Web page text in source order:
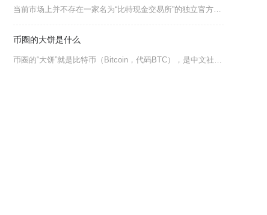
当前市场上并不存在一家名为“比特现金交易所”的独立官方平台，网络上以此为名的多为非正规小平
币圈的大饼是什么
币圈的“大饼”就是比特币（Bitcoin，代码BTC），是中文社区对这一加密资产的主流俗称